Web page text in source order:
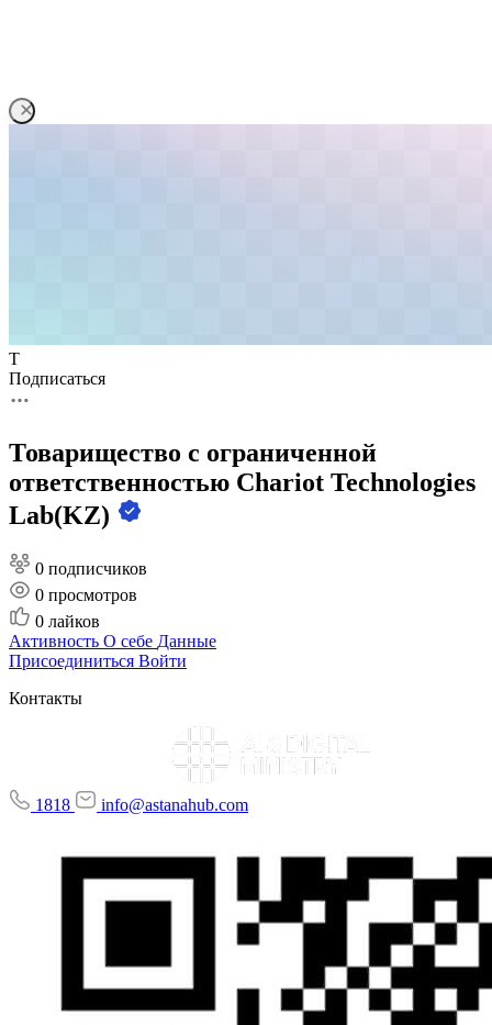
Т
Подписаться
Товарищество с ограниченной
ответственностью Chariot Technologies
Lab(KZ)
0 подписчиков
0 просмотров
0 лайков
Активность О себе Данные
Присоединиться Войти
Контакты
1818 info@astanahub.com